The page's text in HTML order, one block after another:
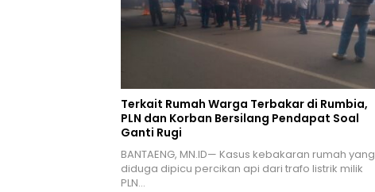
Terkait Rumah Warga Terbakar di Rumbia,
PLN dan Korban Bersilang Pendapat Soal
Ganti Rugi
BANTAENG, MN.ID— Kasus kebakaran rumah yang
diduga dipicu percikan api dari trafo listrik milik
PLN…